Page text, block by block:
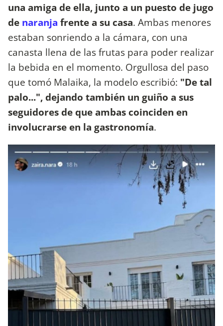
una amiga de ella, junto a un puesto de jugo
de naranja frente a su casa. Ambas menores
estaban sonriendo a la cámara, con una
canasta llena de las frutas para poder realizar
la bebida en el momento. Orgullosa del paso
que tomó Malaika, la modelo escribió: "De tal
palo...", dejando también un guiño a sus
seguidores de que ambas coinciden en
involucrarse en la gastronomía.